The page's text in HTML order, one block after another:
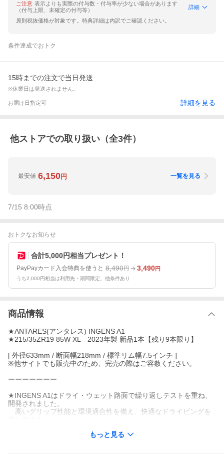
ご注意 表示よりも実際の付与数・付与率が少ない場合があります
（付与上限、未確定の付与等）
詳細
原則税抜価格が対象です。特典詳細は内訳でご確認ください。
条件達成でおトク
15時までの注文で当日発送
※休業日は発送されません。
お届け日指定可 詳細を見る
他ストアでの取り扱い（全3件）
最安値 6,150円 一覧を見る
7/15 8:00時点
おトクなお知らせ
合計5,000円相当プレゼント！
PayPayカード入会特典を使うと 8,490円 3,490円
うち2,000円相当は利用先・期間限定。他条件あり
商品情報
★ANTARES(アンタレス) INGENS A1
★215/35ZR19 85W XL 2023年製 新品1本【残り9本限り】
[ 外径633mm / 断面幅218mm / 標準リム幅7.5インチ ]
※他サイトでも販売中のため、完売の際はご容赦ください。
ーーーーーーー
★INGENS A1はドライ・ウェット路面で繰り返しテストを重ね、
開発されました。
高いグリップ性能と環境適合性を備え、快適なドライビングを
スタイリッシュで美しいパターンとより強いカーカス構造が作
もっと見る